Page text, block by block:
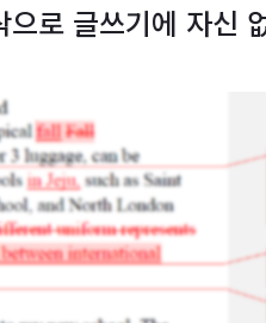
로 글쓰기에 자신